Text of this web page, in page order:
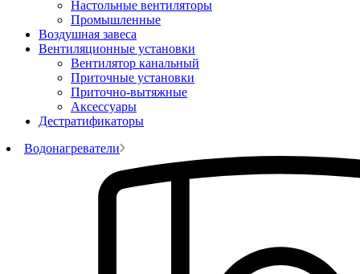
Настольные вентиляторы
Промышленные
Воздушная завеса
Вентиляционные установки
Вентилятор канальный
Приточные установки
Приточно-вытяжные
Аксессуары
Дестратификаторы
Водонагреватели